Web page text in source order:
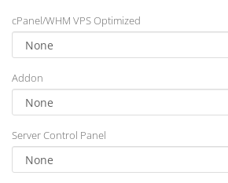
cPanel/WHM VPS Optimized
Addon
Server Control Panel